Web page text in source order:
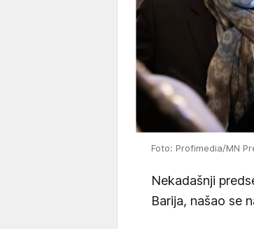
Foto: Profimedia/MN
Nekadašnji
Barija, našao se